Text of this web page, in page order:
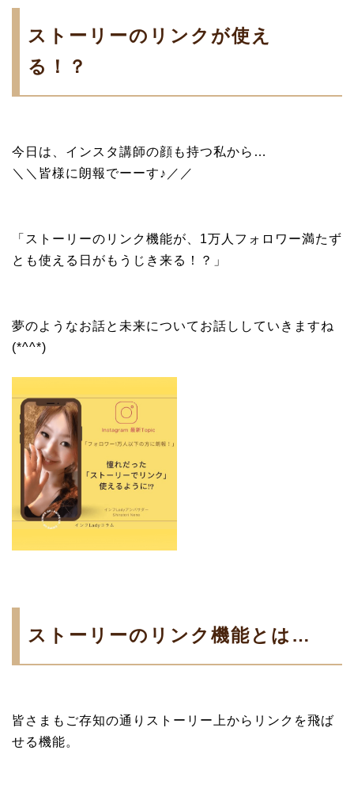
ストーリーのリンクが使え
る！？
今日は、インスタ講師の顔も持つ私から…
＼＼皆様に朗報でーーす♪／／
「ストーリーのリンク機能が、1万人フォロワー満たず
とも使える日がもうじき来る！？」
夢のようなお話と未来についてお話ししていきますね
(*^^*)
ストーリーのリンク機能とは…
皆さまもご存知の通りストーリー上からリンクを飛ば
せる機能。